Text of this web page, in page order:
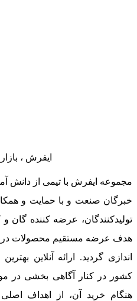
ایفرش ،
مجموعه ایفرش با تیمی از دانش
خبرگان صنعت و با حمایت و
تولیدکنندگان، عرضه کننده گان
هدف عرضه مستقیم محصولات در
اندازی گردید. ارائه آنلاین
کشور در کنار آگاهی بخشی در
هنگام خرید آن، از اهداف